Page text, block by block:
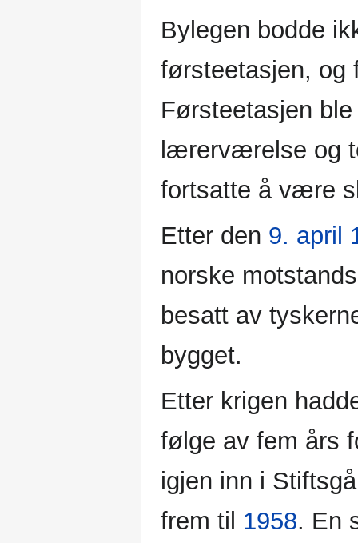
Bylegen bodde
førsteetasjen, og
Førsteetasjen
lærerværelse og
fortsatte å være
Etter den 9. april
norske
besatt av
bygget.
Etter krigen
følge av fem års
igjen inn i
frem til 1958. En